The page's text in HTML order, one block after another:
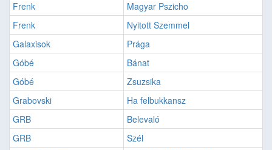
Frenk
Magyar Pszicho
Frenk
Nyitott Szemmel
Galaxisok
Prága
Góbé
Bánat
Góbé
Zsuzsika
Grabovski
Ha felbukkansz
GRB
Belevaló
GRB
Szél